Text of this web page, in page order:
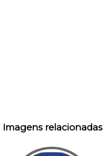
Imagens relacionadas